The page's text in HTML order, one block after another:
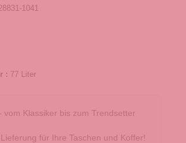
1041
: 77 Liter
vom Klassiker bis zum Trendsetter
für Ihre Taschen und Koffer!